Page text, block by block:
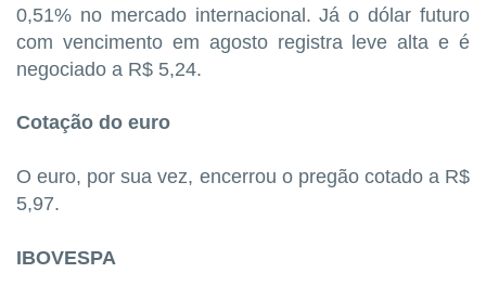
0,51% no mercado internacional. Já o dólar futuro
com vencimento em agosto registra leve alta e é
negociado a R$ 5,24.
Cotação do euro
O euro, por sua vez, encerrou o pregão cotado a R$
5,97.
IBOVESPA